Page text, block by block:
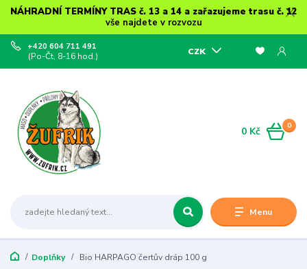
NÁHRADNÍ TERMÍNY TRAS č. 13 a 14 a zařazujeme trasu č. 12
vše najdete v rozvozu
Menu
CZK
+420 604 711 491
(Po-Čt, 8-16 hod.)
0
0 Kč
Doplňky Bio HARPAGO čertův dráp 100 g